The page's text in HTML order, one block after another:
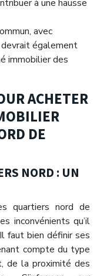
à une hausse
avec
devrait également
immobilier des
ACHETER
DE
NORD : UN
quartiers nord de
inconvénients qu’il
faut bien définir ses
compte du type
de la proximité des